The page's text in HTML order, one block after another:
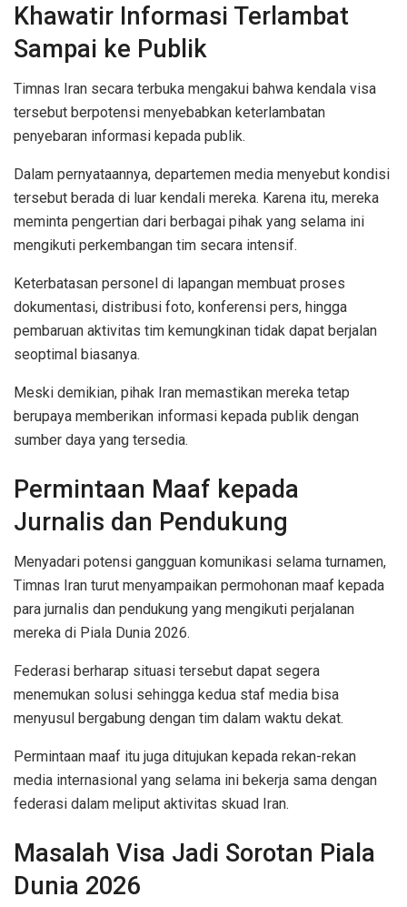
Khawatir Informasi Terlambat
Sampai ke Publik
Timnas Iran secara terbuka mengakui bahwa kendala visa
tersebut berpotensi menyebabkan keterlambatan
penyebaran informasi kepada publik.
Dalam pernyataannya, departemen media menyebut kondisi
tersebut berada di luar kendali mereka. Karena itu, mereka
meminta pengertian dari berbagai pihak yang selama ini
mengikuti perkembangan tim secara intensif.
Keterbatasan personel di lapangan membuat proses
dokumentasi, distribusi foto, konferensi pers, hingga
pembaruan aktivitas tim kemungkinan tidak dapat berjalan
seoptimal biasanya.
Meski demikian, pihak Iran memastikan mereka tetap
berupaya memberikan informasi kepada publik dengan
sumber daya yang tersedia.
Permintaan Maaf kepada
Jurnalis dan Pendukung
Menyadari potensi gangguan komunikasi selama turnamen,
Timnas Iran turut menyampaikan permohonan maaf kepada
para jurnalis dan pendukung yang mengikuti perjalanan
mereka di Piala Dunia 2026.
Federasi berharap situasi tersebut dapat segera
menemukan solusi sehingga kedua staf media bisa
menyusul bergabung dengan tim dalam waktu dekat.
Permintaan maaf itu juga ditujukan kepada rekan-rekan
media internasional yang selama ini bekerja sama dengan
federasi dalam meliput aktivitas skuad Iran.
Masalah Visa Jadi Sorotan Piala
Dunia 2026